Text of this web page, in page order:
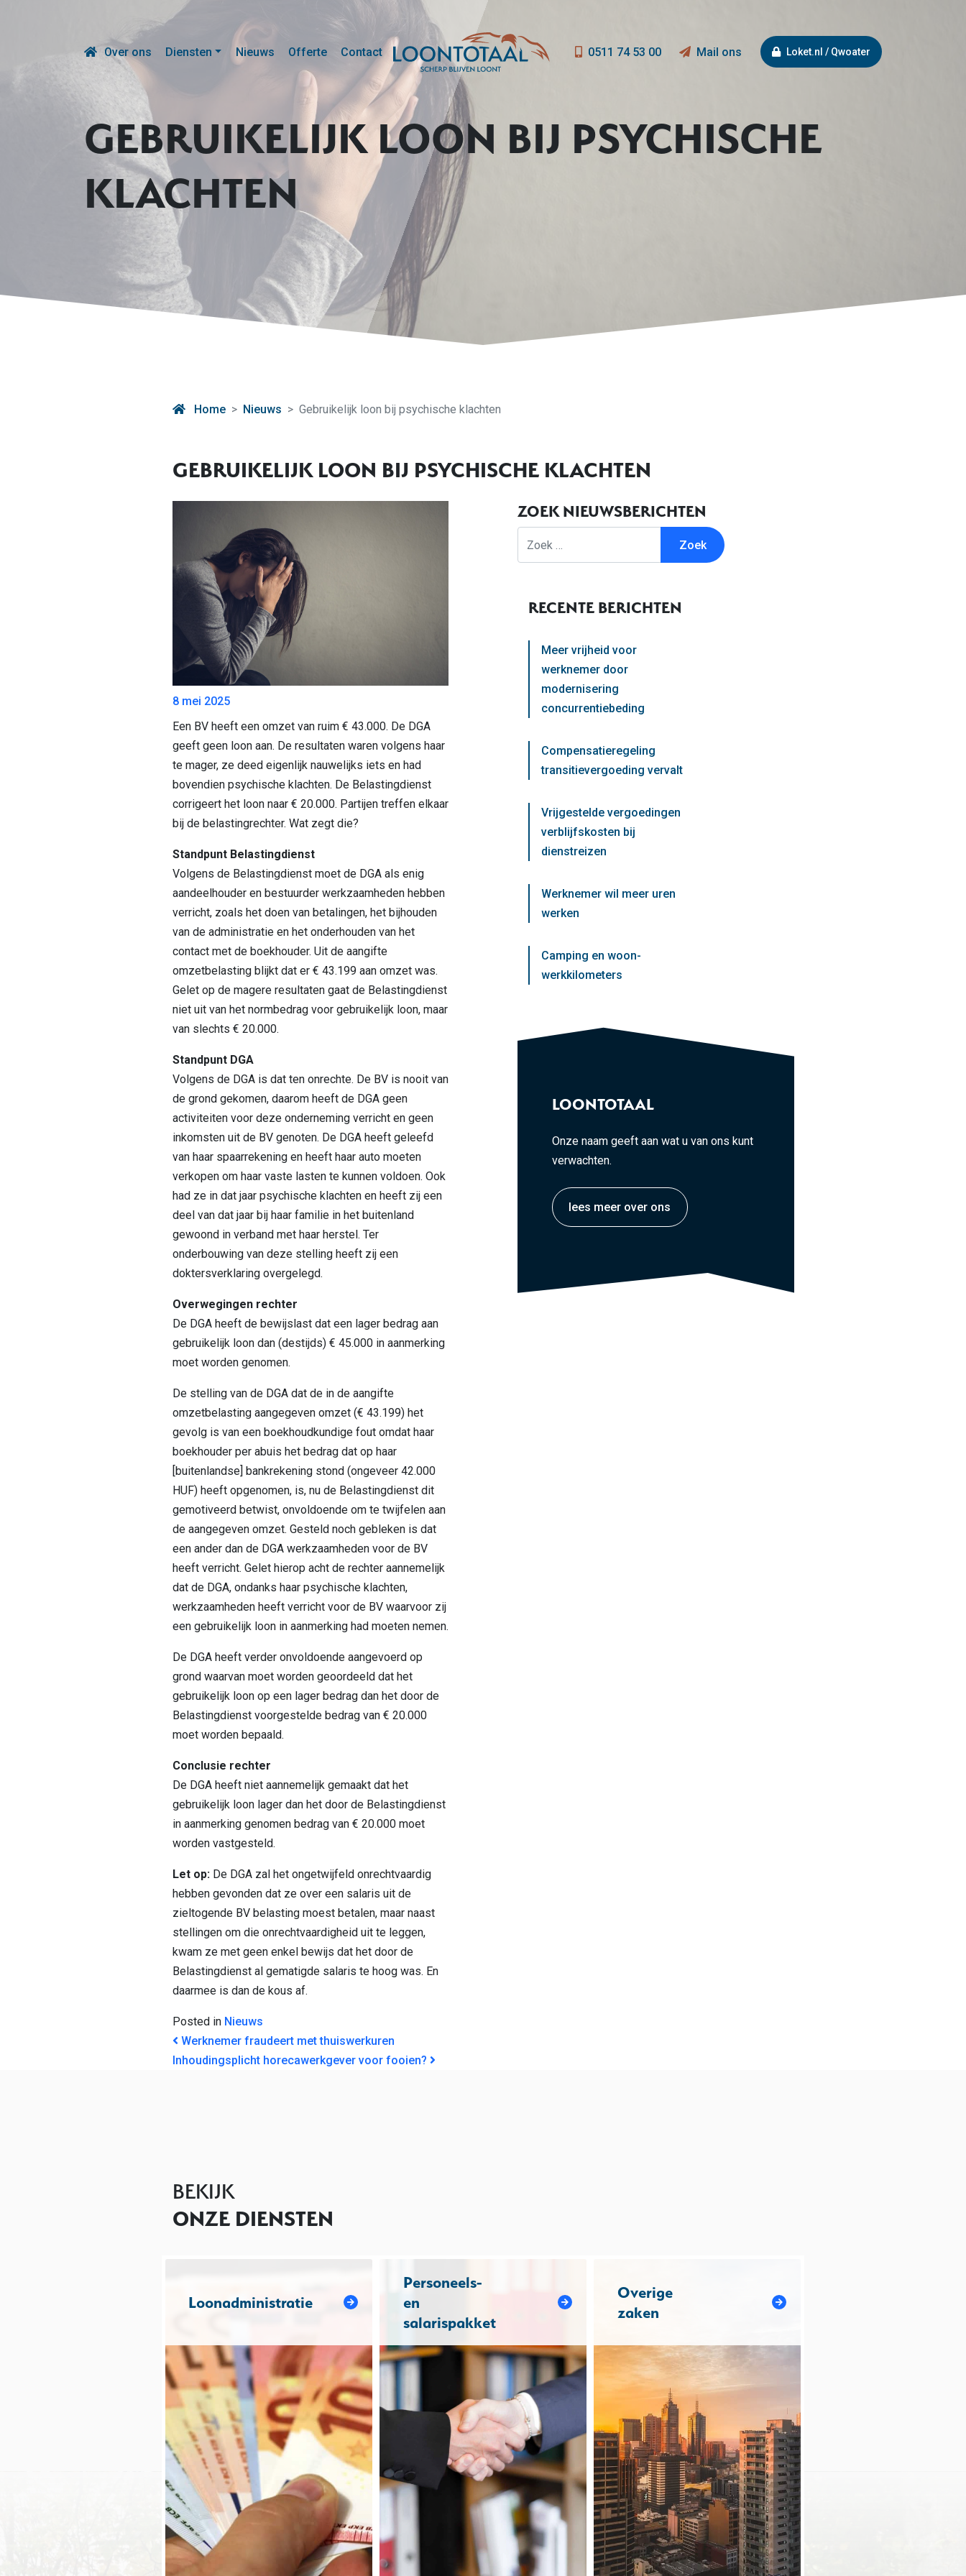
Over ons Diensten Nieuws Offerte Contact 0511 74 53 00 Mail ons Loket.nl / Qwoater
GEBRUIKELIJK LOON BIJ PSYCHISCHE
KLACHTEN
Home Nieuws Gebruikelijk loon bij psychische klachten
GEBRUIKELIJK LOON BIJ PSYCHISCHE KLACHTEN
8 mei 2025
Een BV heeft een omzet van ruim € 43.000. De DGA
geeft geen loon aan. De resultaten waren volgens haar
te mager, ze deed eigenlijk nauwelijks iets en had
bovendien psychische klachten. De Belastingdienst
corrigeert het loon naar € 20.000. Partijen treffen elkaar
bij de belastingrechter. Wat zegt die?
Standpunt Belastingdienst
Volgens de Belastingdienst moet de DGA als enig
aandeelhouder en bestuurder werkzaamheden hebben
verricht, zoals het doen van betalingen, het bijhouden
van de administratie en het onderhouden van het
contact met de boekhouder. Uit de aangifte
omzetbelasting blijkt dat er € 43.199 aan omzet was.
Gelet op de magere resultaten gaat de Belastingdienst
niet uit van het normbedrag voor gebruikelijk loon, maar
van slechts € 20.000.
Standpunt DGA
Volgens de DGA is dat ten onrechte. De BV is nooit van
de grond gekomen, daarom heeft de DGA geen
activiteiten voor deze onderneming verricht en geen
inkomsten uit de BV genoten. De DGA heeft geleefd
van haar spaarrekening en heeft haar auto moeten
verkopen om haar vaste lasten te kunnen voldoen. Ook
had ze in dat jaar psychische klachten en heeft zij een
deel van dat jaar bij haar familie in het buitenland
gewoond in verband met haar herstel. Ter
onderbouwing van deze stelling heeft zij een
doktersverklaring overgelegd.
Overwegingen rechter
De DGA heeft de bewijslast dat een lager bedrag aan
gebruikelijk loon dan (destijds) € 45.000 in aanmerking
moet worden genomen.
De stelling van de DGA dat de in de aangifte
omzetbelasting aangegeven omzet (€ 43.199) het
gevolg is van een boekhoudkundige fout omdat haar
boekhouder per abuis het bedrag dat op haar
[buitenlandse] bankrekening stond (ongeveer 42.000
HUF) heeft opgenomen, is, nu de Belastingdienst dit
gemotiveerd betwist, onvoldoende om te twijfelen aan
de aangegeven omzet. Gesteld noch gebleken is dat
een ander dan de DGA werkzaamheden voor de BV
heeft verricht. Gelet hierop acht de rechter aannemelijk
dat de DGA, ondanks haar psychische klachten,
werkzaamheden heeft verricht voor de BV waarvoor zij
een gebruikelijk loon in aanmerking had moeten nemen.
De DGA heeft verder onvoldoende aangevoerd op
grond waarvan moet worden geoordeeld dat het
gebruikelijk loon op een lager bedrag dan het door de
Belastingdienst voorgestelde bedrag van € 20.000
moet worden bepaald.
Conclusie rechter
De DGA heeft niet aannemelijk gemaakt dat het
gebruikelijk loon lager dan het door de Belastingdienst
in aanmerking genomen bedrag van € 20.000 moet
worden vastgesteld.
Let op: De DGA zal het ongetwijfeld onrechtvaardig
hebben gevonden dat ze over een salaris uit de
zieltogende BV belasting moest betalen, maar naast
stellingen om die onrechtvaardigheid uit te leggen,
kwam ze met geen enkel bewijs dat het door de
Belastingdienst al gematigde salaris te hoog was. En
daarmee is dan de kous af.
Posted in Nieuws
BERICHT NAVIGATIE
Werknemer fraudeert met thuiswerkuren
Inhoudingsplicht horecawerkgever voor fooien?
ZOEK NIEUWSBERICHTEN
RECENTE BERICHTEN
Meer vrijheid voor
werknemer door
modernisering
concurrentiebeding
Compensatieregeling
transitievergoeding vervalt
Vrijgestelde vergoedingen
verblijfskosten bij
dienstreizen
Werknemer wil meer uren
werken
Camping en woon-
werkkilometers
LOONTOTAAL
Onze naam geeft aan wat u van ons kunt
verwachten.
lees meer over ons
BEKIJK
ONZE DIENSTEN
Loonadministratie
Personeels-
en
salarispakket
Overige
zaken